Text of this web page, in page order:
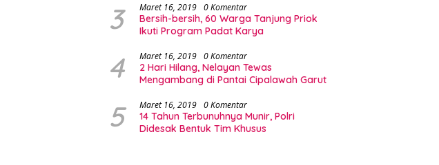
3 Maret 16, 2019 0 Komentar
Bersih-bersih, 60 Warga Tanjung Priok
Ikuti Program Padat Karya
4 Maret 16, 2019 0 Komentar
2 Hari Hilang, Nelayan Tewas
Mengambang di Pantai Cipalawah Garut
5 Maret 16, 2019 0 Komentar
14 Tahun Terbunuhnya Munir, Polri
Didesak Bentuk Tim Khusus